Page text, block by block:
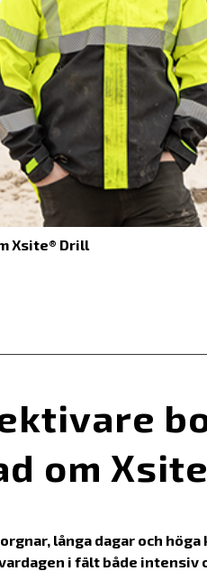
shop
Xsite® Drill
om
långa dagar och
vardagen i fält både